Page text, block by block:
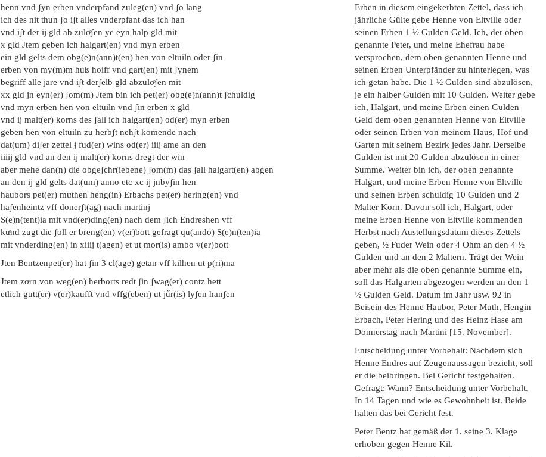
henn vnd ʃyn erben vnderpfand zuleg(en) vnd ʃo lang
ich des nit thuͦn ʃo iʃt alles vnderpfant das ich han
vnd iʃt der iɉ gld ab zuloͤʃen ye eyn halp gld mit
x gld Jtem geben ich halgart(en) vnd myn erben
ein gld gelts dem obg(e)n(ann)t(en) hen von eltuiln oder ʃin
erben von my(m)m huß hoiff vnd gart(en) mit ʃynem
begriff alle jare vnd iʃt derʃelb gld abzuloͤʃen mit
xx gld jn eyn(er) ʃom(m) Jtem bin ich pet(er) obg(e)n(ann)t ʃchuldig
vnd myn erben hen von eltuiln vnd ʃin erben x gld
vnd ij malt(er) korns des ʃall ich halgart(en) od(er) myn erben
geben hen von eltuiln zu herbʃt nehʃt komende nach
dat(um) diʃer zettel ɉ fud(er) wins od(er) iiij ame an den
iiiiɉ gld vnd an den ij malt(er) korns dregt der win
aber mehe dan(n) die obgeʃchr(iebene) ʃom(m) das ʃall halgart(en) abgen
an den iɉ gld gelts dat(um) anno etc xc ij jnbyʃin hen
haubors pet(er) muͦthen heng(in) Erbachs pet(er) hering(en) vnd
haʃenheintz vff donerʃt(ag) nach martinj
S(e)n(tent)ia mit vnd(er)ding(en) nach dem ʃich Endreshen vff
kuͤnd zugt die ʃoll er breng(en) v(er)bott gefragt qu(ando) S(e)n(ten)ia
mit vnderding(en) in xiiij t(agen) et ut mor(is) ambo v(er)bott
Jten Bentzenpet(er) hat ʃin 3 cl(age) getan vff kilhen ut p(ri)ma
Jtem zoͤrn von weg(en) herborts redt ʃin ʃwag(er) contz hett
etlich gutt(er) v(er)kaufft vnd vffg(eben) ut jűr(is) lyʃen hanʃen
Erben in diesem eingekerbten Zettel, dass ich
jährliche Gülte gebe Henne von Eltville oder
seinen Erben 1 ½ Gulden Geld. Ich, der oben
genannte Peter, und meine Ehefrau habe
versprochen, dem oben genannten Henne und
seinen Erben Unterpfänder zu hinterlegen, was
ich getan habe. Die 1 ½ Gulden sind abzulösen,
je ein halber Gulden mit 10 Gulden. Weiter gebe
ich, Halgart, und meine Erben einen Gulden
Geld dem oben genannten Henne von Eltville
oder seinen Erben von meinem Haus, Hof und
Garten mit seinem Bezirk jedes Jahr. Derselbe
Gulden ist mit 20 Gulden abzulösen in einer
Summe. Weiter bin ich, der oben genannte
Halgart, und meine Erben Henne von Eltville
und seinen Erben schuldig 10 Gulden und 2
Malter Korn. Davon soll ich, Halgart, oder
meine Erben Henne von Eltville kommenden
Herbst nach Austellungsdatum dieses Zettels
geben, ½ Fuder Wein oder 4 Ohm an den 4 ½
Gulden und an den 2 Maltern. Trägt der Wein
aber mehr als die oben genannte Summe ein,
soll das Halgarten abgezogen werden an den 1
½ Gulden Geld. Datum im Jahr usw. 92 in
Beisein des Henne Haubor, Peter Muth, Hengin
Erbach, Peter Hering und des Heinz Hase am
Donnerstag nach Martini [15. November].
Entscheidung unter Vorbehalt: Nachdem sich
Henne Endres auf Zeugenaussagen bezieht, soll
er die beibringen. Bei Gericht festgehalten.
Gefragt: Wann? Entscheidung unter Vorbehalt.
In 14 Tagen und wie es Gewohnheit ist. Beide
halten das bei Gericht fest.
Peter Bentz hat gemäß der 1. seine 3. Klage
erhoben gegen Henne Kil.